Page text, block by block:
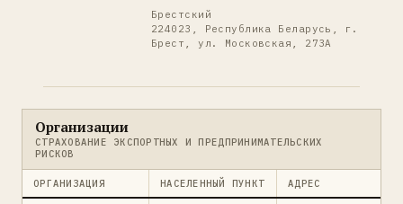
Брестский
224023, Республика Беларусь, г.
Брест, ул. Московская, 273А
Организации
СТРАХОВАНИЕ ЭКСПОРТНЫХ И ПРЕДПРИНИМАТЕЛЬСКИХ
РИСКОВ
ОРГАНИЗАЦИЯ НАСЕЛЕННЫЙ ПУНКТ АДРЕС